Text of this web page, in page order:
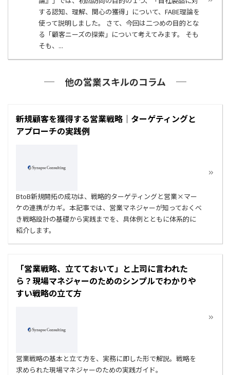
する認知、理解、関心の獲得」について、FABE理論を
使って説明しました。 さて、今回は二つめの目的とな
る「顧客ニーズの探索」について考えてみます。 そも
そも、...
他の営業スキルのコラム
新規顧客を獲得する営業戦略｜ターゲティングと
アプローチの実践例
BtoB新規開拓の成功は、戦略的ターゲティングと営業×マー
ケの連携がカギ。本記事では、営業マネジャーが知っておくべ
き戦略設計の基礎から実践までを、具体例とともに体系的に
紹介します。
「営業戦略、立てておいて」と上司に言われた
ら？現場マネジャーのためのシンプルでわかりや
すい戦略の立て方
営業戦略の基本と立て方を、実務に即した形で解説。戦略を
求められた現場マネジャーのための実践ガイド。